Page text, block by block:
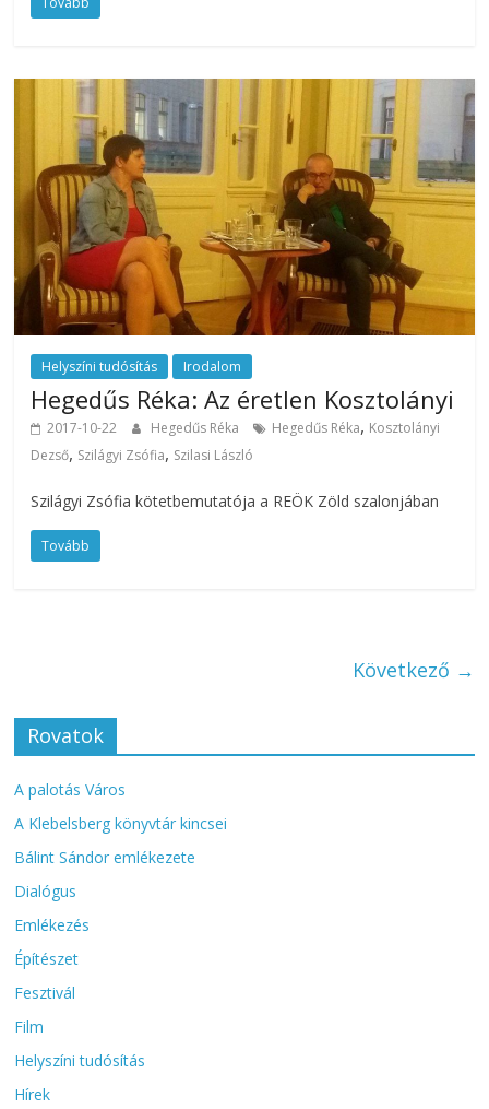
Helyszíni tudósítás Irodalom
Hegedűs Réka: Az éretlen Kosztolányi
2017-10-22 Hegedűs Réka Hegedűs Réka, Kosztolányi
Dezső, Szilágyi Zsófia, Szilasi László
Szilágyi Zsófia kötetbemutatója a REÖK Zöld szalonjában
Tovább
Következő →
Rovatok
A palotás Város
A Klebelsberg könyvtár kincsei
Bálint Sándor emlékezete
Dialógus
Emlékezés
Építészet
Fesztivál
Film
Helyszíni tudósítás
Hírek